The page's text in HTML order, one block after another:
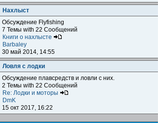
Нахлыст
Обсуждение Flyfishing
7 Темы with 22 Сообщений
Книги о нахлысте
Barbaley
30 май 2014, 14:55
Ловля с лодки
Обсуждение плавсредств и ловли с них.
2 Темы with 22 Сообщений
Re: Лодки и моторы
DmK
15 окт 2017, 16:22